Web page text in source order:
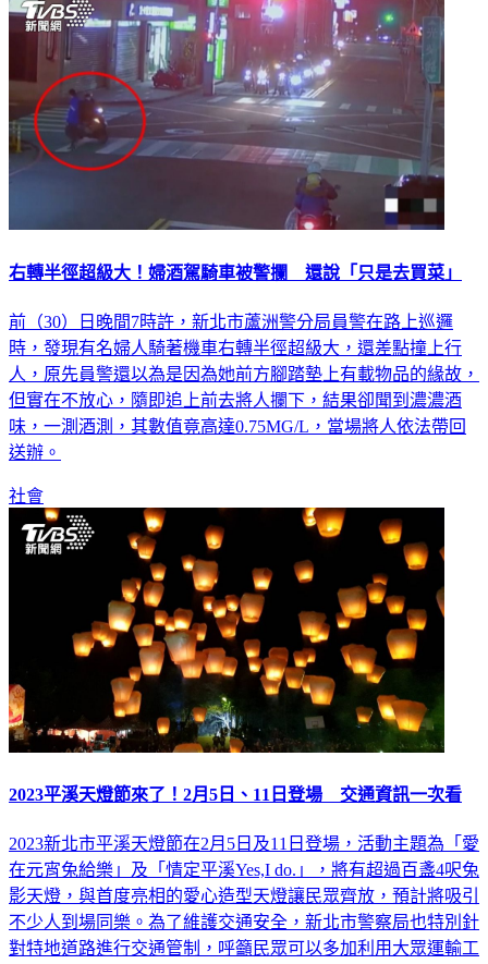
右轉半徑超級大！婦酒駕騎車被警攔 還說「只是去買菜」
前（30）日晚間7時許，新北市蘆洲警分局員警在路上巡邏
時，發現有名婦人騎著機車右轉半徑超級大，還差點撞上行
人，原先員警還以為是因為她前方腳踏墊上有載物品的緣故，
但實在不放心，隨即追上前去將人攔下，結果卻聞到濃濃酒
味，一測酒測，其數值竟高達0.75MG/L，當場將人依法帶回
送辦。
社會
2023平溪天燈節來了！2月5日、11日登場 交通資訊一次看
2023新北市平溪天燈節在2月5日及11日登場，活動主題為「愛
在元宵兔給樂」及「情定平溪Yes,I do.」，將有超過百盞4呎兔
影天燈，與首度亮相的愛心造型天燈讓民眾齊放，預計將吸引
不少人到場同樂。為了維護交通安全，新北市警察局也特別針
對特地道路進行交通管制，呼籲民眾可以多加利用大眾運輸工